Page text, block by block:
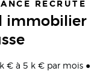
RECRUTE
immobilier
€ à 5 k € par mois ●